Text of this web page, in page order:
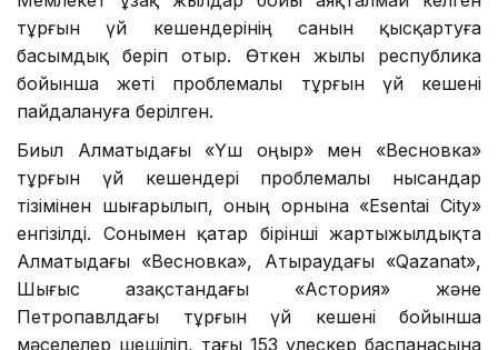
тұрғын үй кешендерінің санын қысқартуға
басымдық беріп отыр. Өткен жылы республика
бойынша жеті проблемалы тұрғын үй кешені
пайдалануға берілген.
Биыл Алматыдағы «Үш Қоңыр» мен «Весновка»
тұрғын үй кешендері проблемалы нысандар
тізімінен шығарылып, оның орнына «Esentai City»
енгізілді. Сонымен қатар бірінші жартыжылдықта
Алматыдағы «Весновка», Атыраудағы «Qazanat»,
Шығыс Қазақстандағы «Астория» және
Петропавлдағы тұрғын үй кешені бойынша
мәселелер шешіліп, тағы 153 үлескер баспанасына